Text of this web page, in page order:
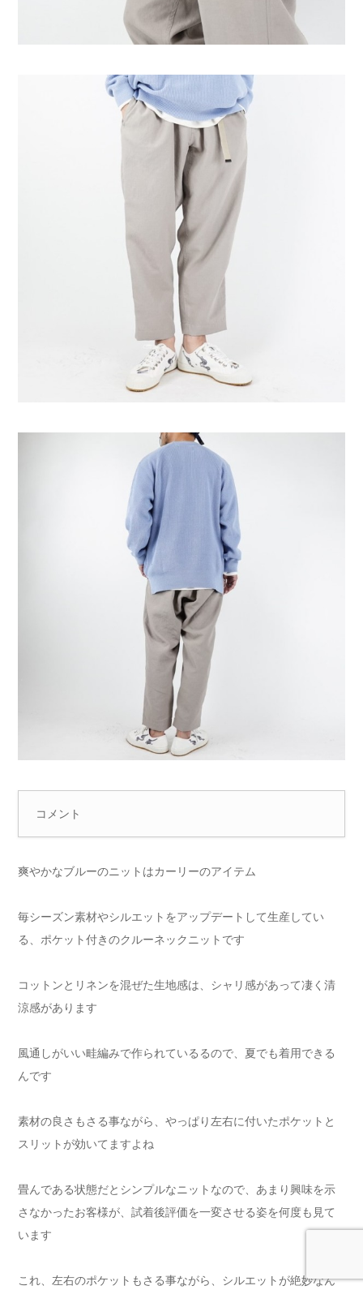
コメント
爽やかなブルーのニットはカーリーのアイテム
毎シーズン素材やシルエットをアップデートして生産してい
る、ポケット付きのクルーネックニットです
コットンとリネンを混ぜた生地感は、シャリ感があって凄く清
涼感があります
風通しがいい畦編みで作られているるので、夏でも着用できる
んです
素材の良さもさる事ながら、やっぱり左右に付いたポケットと
スリットが効いてますよね
畳んである状態だとシンプルなニットなので、あまり興味を示
さなかったお客様が、試着後評価を一変させる姿を何度も見て
います
これ、左右のポケットもさる事ながら、シルエットが絶妙なん